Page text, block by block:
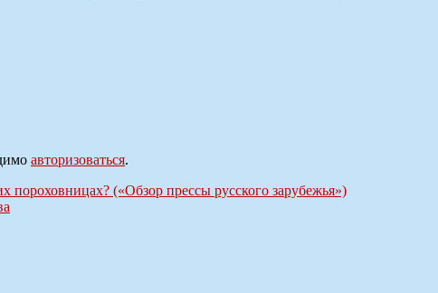
авторизоваться.
пороховницах? («Обзор прессы русского зарубежья»)